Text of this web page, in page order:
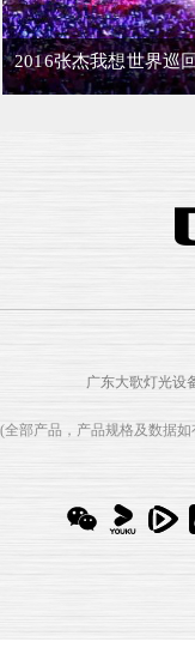
2016张杰我想世界巡
广东大歌灯光设
(全部产品，产品规格及数据